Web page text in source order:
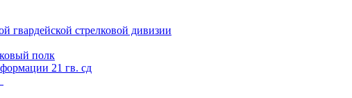
гвардейской стрелковой дивизии
полк
21 гв. сд